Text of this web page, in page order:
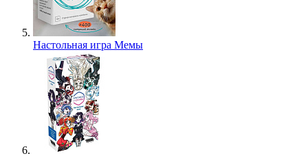
Настольная игра Мемы